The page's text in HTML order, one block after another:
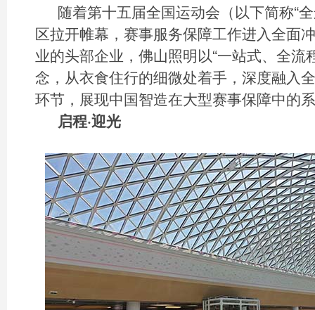
随着第十五届全国运动会（以下简称“
区拉开帷幕，赛事服务保障工作进入全面
业的头部企业，佛山照明以“一站式、全流
念，从衣食住行的细微处着手，深度融入
环节，展现中国智造在大型赛事保障中的
启程·迎光